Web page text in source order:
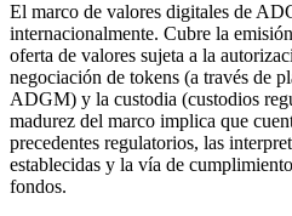
El marco de valores digitales de
internacionalmente. Cubre la
oferta de valores sujeta a la
negociación de tokens (a través de
ADGM) y la custodia (custodios
madurez del marco implica que
precedentes regulatorios, las
establecidas y la vía de
fondos.